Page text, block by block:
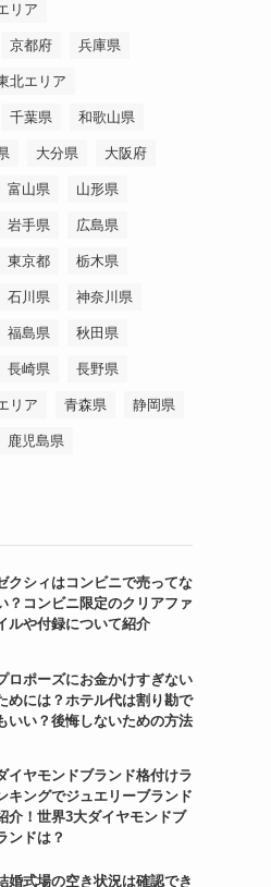
リア
京都府 兵庫県
北エリア
千葉県 和歌山県
大分県 大阪府
富山県 山形県
岩手県 広島県
東京都 栃木県
石川県 神奈川県
福島県 秋田県
長崎県 長野県
リア 青森県 静岡県
鹿児島県
クシィはコンビニで売ってな
？コンビニ限定のクリアファ
ルや付録について紹介
ロポーズにお金かけすぎない
めには？ホテル代は割り勘で
いい？後悔しないための方法
イヤモンドブランド格付けラ
キングでジュエリーブランド
介！世界3大ダイヤモンドブ
ンドは？
婚式場の空き状況は確認でき